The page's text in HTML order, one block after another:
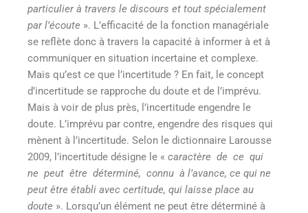
particulier à travers le discours et tout spécialement
par l’écoute ». L’efficacité de la fonction managériale
se reflète donc à travers la capacité à informer à et à
communiquer en situation incertaine et complexe.
Mais qu’est ce que l’incertitude ? En fait, le concept
d’incertitude se rapproche du doute et de l’imprévu.
Mais à voir de plus près, l’incertitude engendre le
doute. L’imprévu par contre, engendre des risques qui
mènent à l’incertitude. Selon le dictionnaire Larousse
2009, l’incertitude désigne le « caractère de ce qui
ne peut être déterminé, connu à l’avance, ce qui ne
peut être établi avec certitude, qui laisse place au
doute ». Lorsqu’un élément ne peut être déterminé à